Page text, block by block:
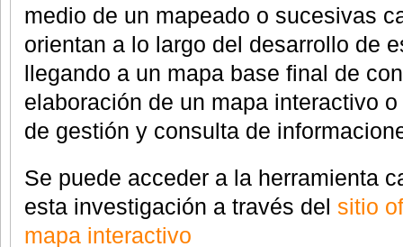
medio de un mapeado o sucesivas
orientan a lo largo del desarrollo de
llegando a un mapa base final de
elaboración de un mapa interactivo
de gestión y consulta de
Se puede acceder a la herramienta
esta investigación a través del sitio
mapa interactivo